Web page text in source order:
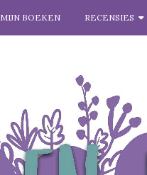
MIJN BOEKEN RECENSIES